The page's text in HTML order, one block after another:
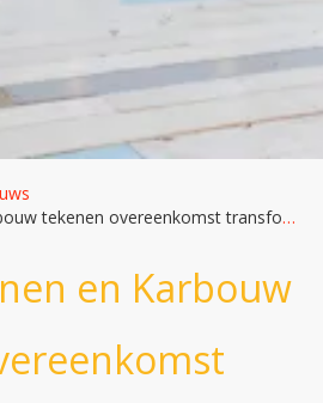
overeenkomst transformatie Larenseweg 30
en Karbouw